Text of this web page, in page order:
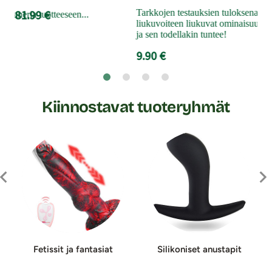
tuotteeseen...
81.99 €
Tarkkojen testauksien tuloksena
liukuvoiteen liukuvat
ja sen todellakin tuntee!
9.90 €
Kiinnostavat tuoteryhmät
Fetissit ja fan­ta­si­at Silikoniset anustapit